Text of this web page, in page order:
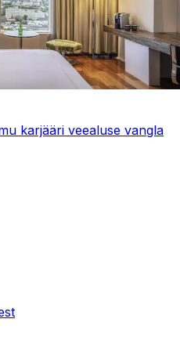
karjääri veealuse vangla